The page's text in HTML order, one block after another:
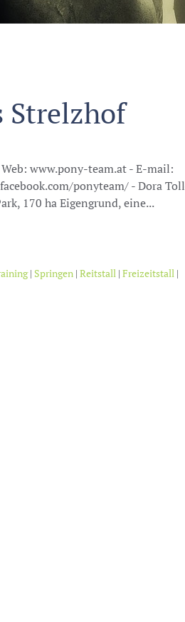
Strelzhof
www.pony-team.at - E-mail:
ponyteam/ - Dora
170 ha Eigengrund, eine...
| Springen | Reitstall | Freizeitstall |